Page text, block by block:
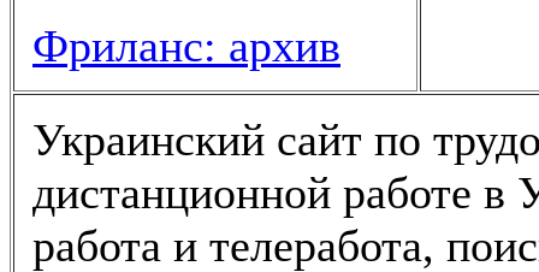
Фриланс: архив
Украинский сайт по
дистанционной работе в
работа и телеработа,